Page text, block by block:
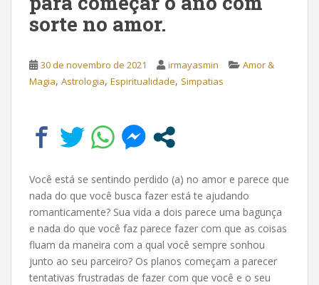
sorte no amor.
30 de novembro de 2021 irmayasmin
Amor &
Magia, Astrologia, Espiritualidade, Simpatias
Você está se sentindo perdido (a) no amor e parece que
nada do que você busca fazer está te ajudando
romanticamente? Sua vida a dois parece uma bagunça
e nada do que você faz parece fazer com que as coisas
fluam da maneira com a qual você sempre sonhou
junto ao seu parceiro? Os planos começam a parecer
tentativas frustradas de fazer com que você e o seu